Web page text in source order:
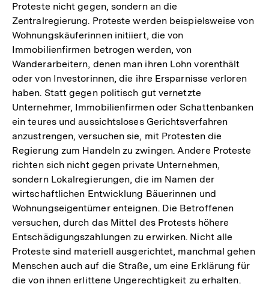
Proteste nicht gegen, sondern an die
Zentralregierung. Proteste werden beispielsweise von
Wohnungskäuferinnen initiiert, die von
Immobilienfirmen betrogen werden, von
Wanderarbeitern, denen man ihren Lohn vorenthält
oder von Investorinnen, die ihre Ersparnisse verloren
haben. Statt gegen politisch gut vernetzte
Unternehmer, Immobilienfirmen oder Schattenbanken
ein teures und aussichtsloses Gerichtsverfahren
anzustrengen, versuchen sie, mit Protesten die
Regierung zum Handeln zu zwingen. Andere Proteste
richten sich nicht gegen private Unternehmen,
sondern Lokalregierungen, die im Namen der
wirtschaftlichen Entwicklung Bäuerinnen und
Wohnungseigentümer enteignen. Die Betroffenen
versuchen, durch das Mittel des Protests höhere
Entschädigungszahlungen zu erwirken. Nicht alle
Proteste sind materiell ausgerichtet, manchmal gehen
Menschen auch auf die Straße, um eine Erklärung für
die von ihnen erlittene Ungerechtigkeit zu erhalten.